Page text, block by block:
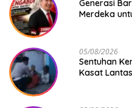
Generasi
Merdeka
05/08/2026
Sentuhan
Kasat